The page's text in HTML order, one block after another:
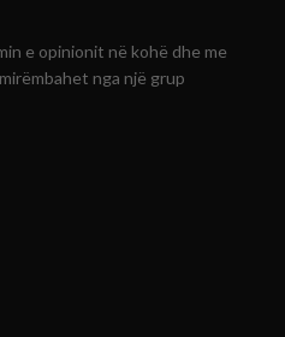
e opinionit në kohë dhe me
nga një grup